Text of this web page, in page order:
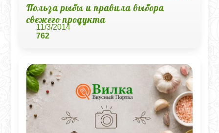
Польза рыбы и правила выбора
свежего продукта
11/3/2014
762